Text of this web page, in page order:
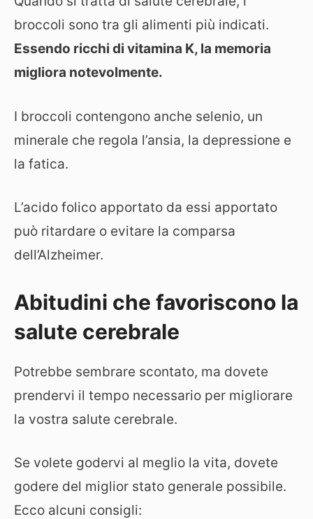
broccoli sono tra gli alimenti più indicati.
Essendo ricchi di vitamina K, la memoria
migliora notevolmente.
I broccoli contengono anche selenio, un
minerale che regola l’ansia, la depressione e
la fatica.
L’acido folico apportato da essi apportato
può ritardare o evitare la comparsa
dell’Alzheimer.
Abitudini che favoriscono la
salute cerebrale
Potrebbe sembrare scontato, ma dovete
prendervi il tempo necessario per migliorare
la vostra salute cerebrale.
Se volete godervi al meglio la vita, dovete
godere del miglior stato generale possibile.
Ecco alcuni consigli: